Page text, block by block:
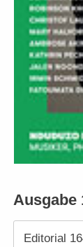
Ausgabe
Editorial